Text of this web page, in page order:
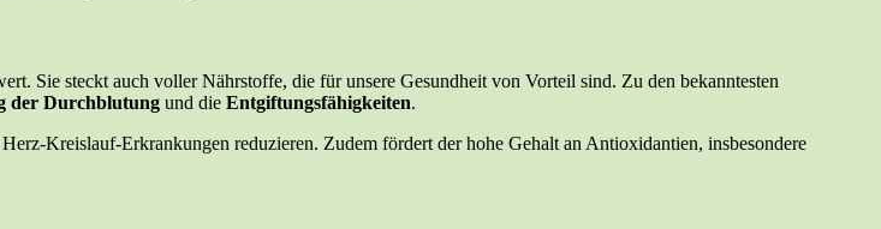
Sie steckt auch voller Nährstoffe, die für unsere Gesundheit von Vorteil sind. Zu den bekanntesten
der Durchblutung und die Entgiftungsfähigkeiten.
Kreislauf-Erkrankungen reduzieren. Zudem fördert der hohe Gehalt an Antioxidantien, insbesondere